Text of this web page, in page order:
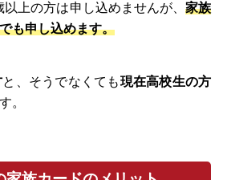
上の方は申し込めませんが、 家族
も申し込めます。
と、そうでなくても現在高校生の方
。